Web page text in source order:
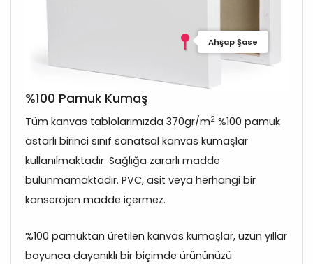
Ahşap Şase
%100 Pamuk Kumaş
Tüm kanvas tablolarımızda 370gr/m2 %100 pamuk
astarlı birinci sınıf sanatsal kanvas kumaşlar
kullanılmaktadır. Sağlığa zararlı madde
bulunmamaktadır. PVC, asit veya herhangi bir
kanserojen madde içermez.
%100 pamuktan üretilen kanvas kumaşlar, uzun yıllar
boyunca dayanıklı bir biçimde ürününüzü